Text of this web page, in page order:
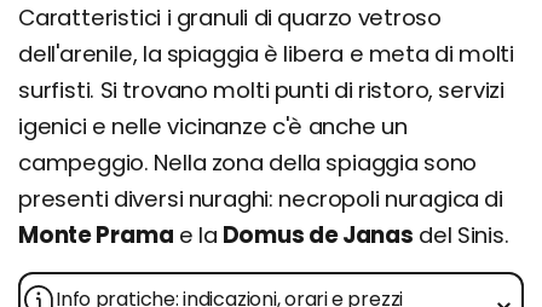
Caratteristici i granuli di quarzo vetroso
dell'arenile, la spiaggia è libera e meta di molti
surfisti. Si trovano molti punti di ristoro, servizi
igenici e nelle vicinanze c'è anche un
campeggio. Nella zona della spiaggia sono
presenti diversi nuraghi: necropoli nuragica di
Monte Prama e la Domus de Janas del Sinis.
Info pratiche: indicazioni, orari e prezzi